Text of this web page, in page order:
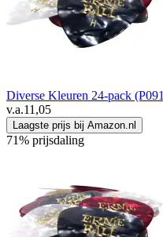
Diverse Kleuren 24-pack
v.a.11,05
Laagste prijs bij Amazon.nl
71% prijsdaling